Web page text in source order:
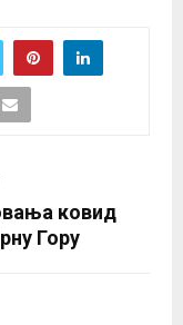
ковид
Гору